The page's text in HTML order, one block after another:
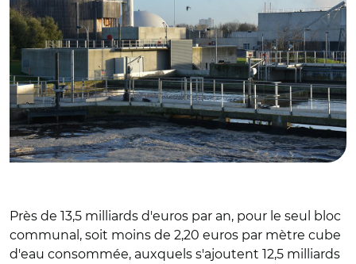
Près de 13,5 milliards d'euros par an, pour le seul bloc
communal, soit moins de 2,20 euros par mètre cube
d'eau consommée, auxquels s'ajoutent 12,5 milliards